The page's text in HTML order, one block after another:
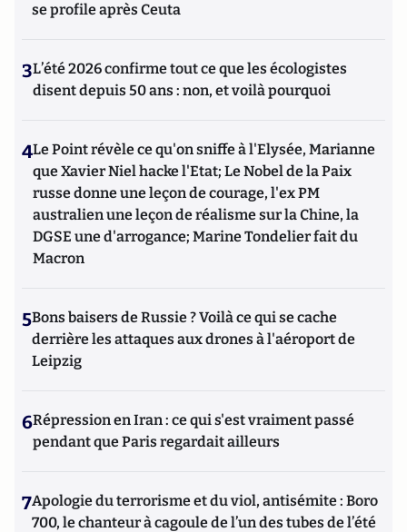
se profile après Ceuta
3L’été 2026 confirme tout ce que les écologistes
disent depuis 50 ans : non, et voilà pourquoi
4Le Point révèle ce qu'on sniffe à l'Elysée, Marianne
que Xavier Niel hacke l'Etat; Le Nobel de la Paix
russe donne une leçon de courage, l'ex PM
australien une leçon de réalisme sur la Chine, la
DGSE une d'arrogance; Marine Tondelier fait du
Macron
5Bons baisers de Russie ? Voilà ce qui se cache
derrière les attaques aux drones à l'aéroport de
Leipzig
6Répression en Iran : ce qui s'est vraiment passé
pendant que Paris regardait ailleurs
7Apologie du terrorisme et du viol, antisémite : Boro
700, le chanteur à cagoule de l’un des tubes de l’été